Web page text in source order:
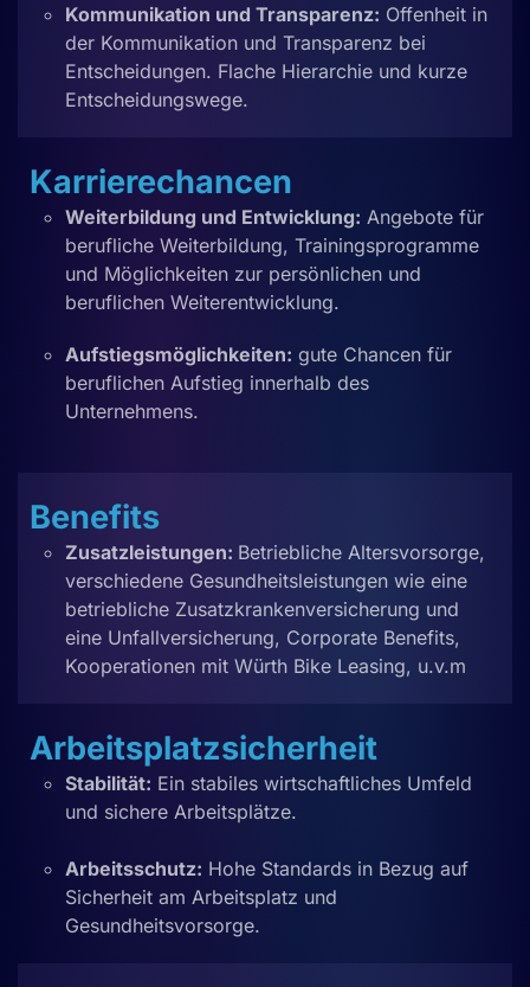
Kommunikation und Transparenz: Offenheit in
der Kommunikation und Transparenz bei
Entscheidungen. Flache Hierarchie und kurze
Entscheidungswege.
Karrierechancen
Weiterbildung und Entwicklung: Angebote für
berufliche Weiterbildung, Trainingsprogramme
und Möglichkeiten zur persönlichen und
beruflichen Weiterentwicklung.
Aufstiegsmöglichkeiten: gute Chancen für
beruflichen Aufstieg innerhalb des
Unternehmens.
Benefits
Zusatzleistungen: Betriebliche Altersvorsorge,
verschiedene Gesundheitsleistungen wie eine
betriebliche Zusatzkrankenversicherung und
eine Unfallversicherung, Corporate Benefits,
Kooperationen mit Würth Bike Leasing, u.v.m
Arbeitsplatzsicherheit
Stabilität: Ein stabiles wirtschaftliches Umfeld
und sichere Arbeitsplätze.
Arbeitsschutz: Hohe Standards in Bezug auf
Sicherheit am Arbeitsplatz und
Gesundheitsvorsorge.